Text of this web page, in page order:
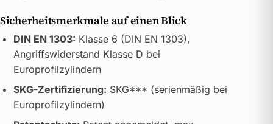
Sicherheitsmerkmale auf einen Blick
DIN EN 1303: Klasse 6 (DIN EN 1303),
Angriffswiderstand Klasse D bei
Europrofilzylindern
SKG-Zertifizierung: SKG*** (serienmäßig bei
Europrofilzylindern)